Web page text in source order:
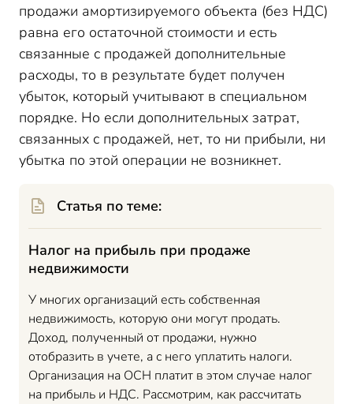
продажи амортизируемого объекта (без НДС)
равна его остаточной стоимости и есть
связанные с продажей дополнительные
расходы, то в результате будет получен
убыток, который учитывают в специальном
порядке. Но если дополнительных затрат,
связанных с продажей, нет, то ни прибыли, ни
убытка по этой операции не возникнет.
Статья по теме:
Налог на прибыль при продаже
недвижимости
У многих организаций есть собственная
недвижимость, которую они могут продать.
Доход, полученный от продажи, нужно
отобразить в учете, а с него уплатить налоги.
Организация на ОСН платит в этом случае налог
на прибыль и НДС. Рассмотрим, как рассчитать